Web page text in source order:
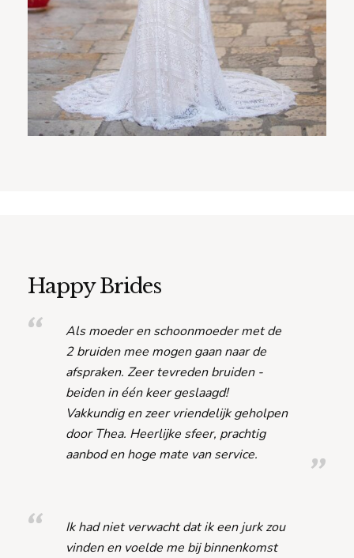
Happy Brides
Als moeder en schoonmoeder met de
2 bruiden mee mogen gaan naar de
afspraken. Zeer tevreden bruiden -
beiden in één keer geslaagd!
Vakkundig en zeer vriendelijk geholpen
door Thea. Heerlijke sfeer, prachtig
aanbod en hoge mate van service.
Ik had niet verwacht dat ik een jurk zou
vinden en voelde me bij binnenkomst